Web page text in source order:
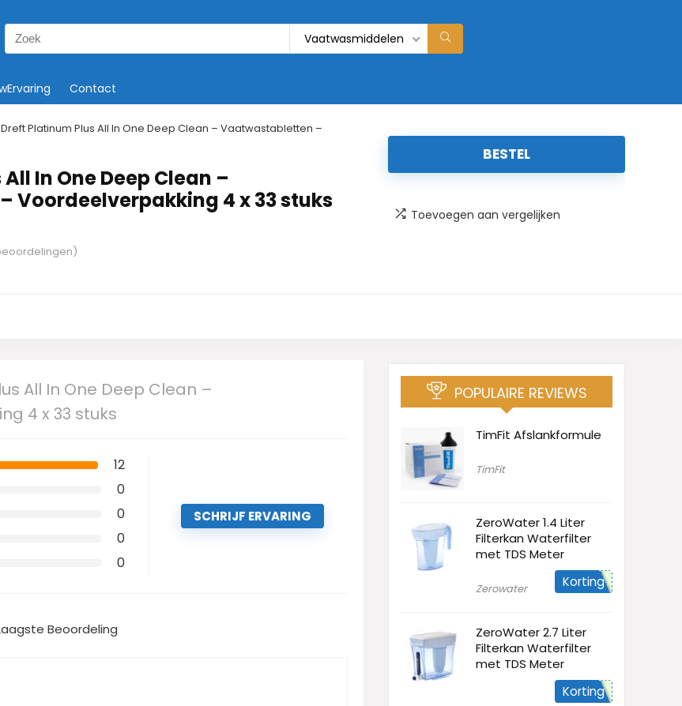
Search
for:
Vaatwasmiddelen
Contact
Dreft Platinum Plus All In One Deep Clean – Vaatwastabletten –
In One Deep Clean –
Voordeelverpakking 4 x 33 stuks
BESTEL
Toevoegen aan vergelijken
All In One Deep Clean –
4 x 33 stuks
12
0
0
0
0
SCHRIJF ERVARING
Beoordeling
POPULAIRE REVIEWS
TimFit Afslankformule
TimFit
ZeroWater 1.4 Liter
Filterkan Waterfilter
met TDS Meter
Zerowater Korting
ZeroWater 2.7 Liter
Filterkan Waterfilter
met TDS Meter
Korting